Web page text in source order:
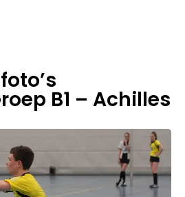
B1 – Achilles